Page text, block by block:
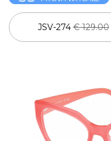
JSV-274€ 129.00